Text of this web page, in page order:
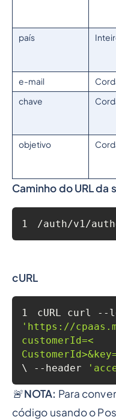
país
e-mail
chave
objetivo
Caminho do URL da
1 /auth/v1/
cURL
1
'https://
customerId=<
\ --header
🚨NOTA: Para
código usando o